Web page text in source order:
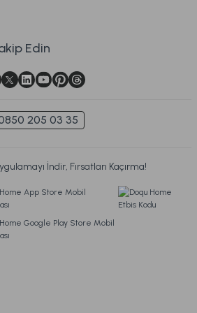
Edin
205 03 35
İndir, Fırsatları Kaçırma!